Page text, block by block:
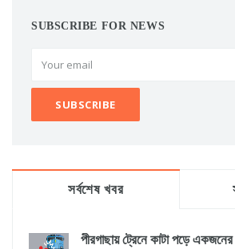
SUBSCRIBE FOR NEWS
সর্বশেষ খবর
পীরগাছায় ট্রেনে কাটা পড়ে